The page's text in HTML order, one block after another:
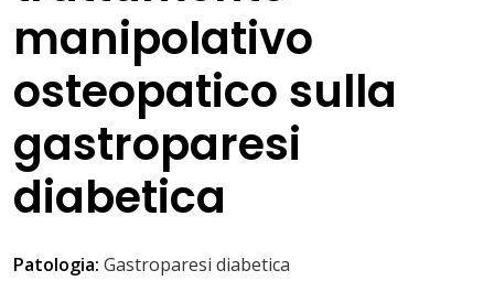
manipolativo
osteopatico sulla
gastroparesi
diabetica
Patologia: Gastroparesi diabetica